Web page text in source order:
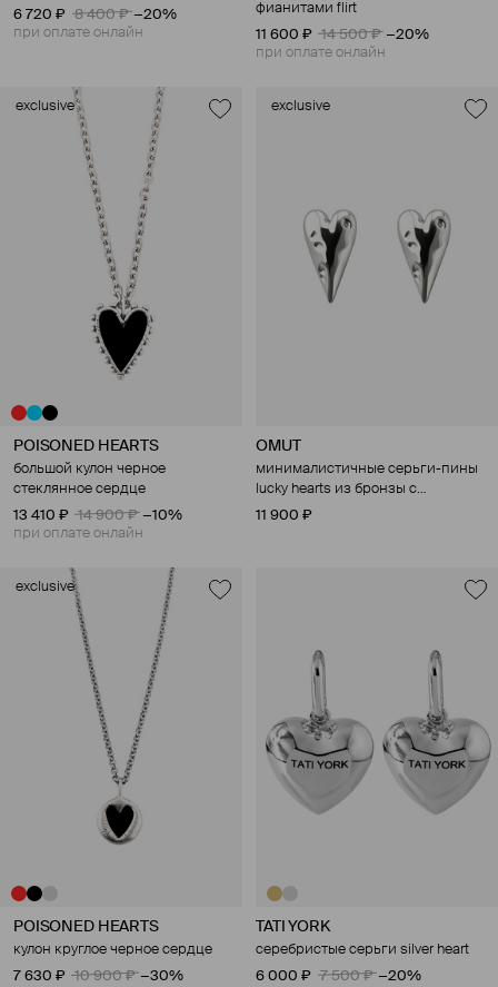
6 720 ₽
8 400 ₽ −20%
при оплате онлайн
фианитами flirt
11 600 ₽
14 500 ₽ −20%
при оплате онлайн
exclusive
POISONED HEARTS
большой кулон черное
стеклянное сердце
13 410 ₽
14 900 ₽ −10%
при оплате онлайн
exclusive
OMUT
минималистичные серьги-пины
lucky hearts из бронзы с
покрытием родием
11 900 ₽
exclusive
POISONED HEARTS
кулон круглое черное сердце
7 630 ₽
10 900 ₽ −30%
TATI YORK
серебристые серьги silver heart
6 000 ₽
7 500 ₽ −20%